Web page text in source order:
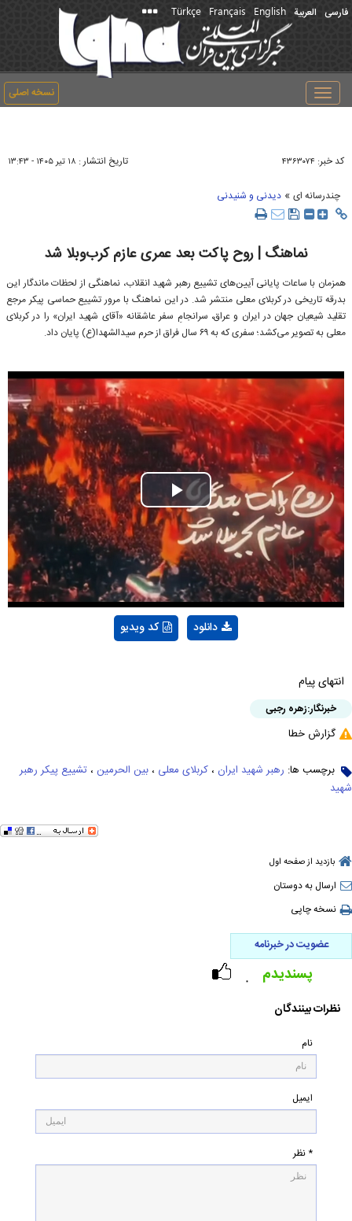
فارسی العربیة English
Français
Türkçe
نسخه اصلی
Toggle
navigation
کد خبر: ۴۳۶۳۰۷۴ تاریخ انتشار : ۱۸ تير ۱۴۰۵ - ۱۳:۴۳
چندرسانه ای » دیدنی و شنیدنی
نماهنگ | روح پاکت بعد عمری عازم کرب‌وبلا شد
همزمان با ساعات پایانی آیین‌های تشییع رهبر شهید انقلاب، نماهنگی از لحظات ماندگار این
بدرقه تاریخی در کربلای معلی منتشر شد. در این نماهنگ با مرور تشییع حماسی پیکر مرجع
تقلید شیعیان جهان در ایران و عراق، سرانجامِ سفر عاشقانه «آقای شهید ایران» را در کربلای
معلی به تصویر می‌کشد؛ سفری که به ۶۹ سال فراق از حرم سیدالشهدا(ع) پایان داد.
Play
Video
کد ویدیو دانلود
انتهای پیام
خبرنگار:زهره رجبی
گزارش خطا
برچسب ها: رهبر شهید ایران ، کربلای معلی ، بین الحرمین ، تشییع پیکر رهبر
شهید
بازدید از صفحه اول
ارسال به دوستان
نسخه چاپی
عضویت در خبرنامه
۰ پسندیدم
نظرات بینندگان
نام
ایمیل
* نظر